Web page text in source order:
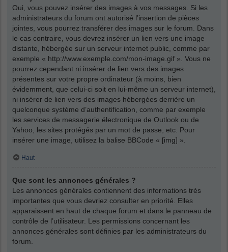
Oui, vous pouvez insérer des images à vos messages. Si les
administrateurs du forum ont autorisé l’insertion de pièces
jointes, vous pourrez transférer des images sur le forum. Dans
le cas contraire, vous devrez insérer un lien vers une image
distante, hébergée sur un serveur internet public, comme par
exemple « http://www.exemple.com/mon-image.gif ». Vous ne
pourrez cependant ni insérer de lien vers des images
présentes sur votre propre ordinateur (à moins, bien
évidemment, que celui-ci soit en lui-même un serveur internet),
ni insérer de lien vers des images hébergées derrière un
quelconque système d’authentification, comme par exemple
les services de messagerie électronique de Outlook ou de
Yahoo, les sites protégés par un mot de passe, etc. Pour
insérer une image, utilisez la balise BBCode « [img] ».
Haut
Que sont les annonces générales ?
Les annonces générales contiennent des informations très
importantes que vous devriez consulter en priorité. Elles
apparaissent en haut de chaque forum et dans le panneau de
contrôle de l’utilisateur. Les permissions concernant les
annonces générales sont définies par les administrateurs du
forum.